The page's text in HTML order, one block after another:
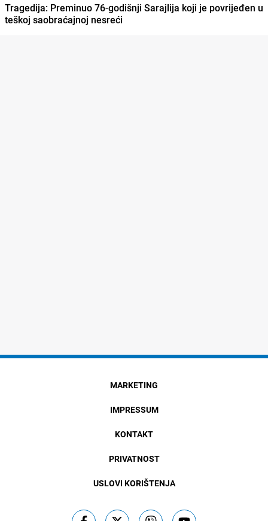
Tragedija: Preminuo 76-godišnji Sarajlija koji je povrijeđen u
teškoj saobraćajnoj nesreći
MARKETING
IMPRESSUM
KONTAKT
PRIVATNOST
USLOVI KORIŠTENJA